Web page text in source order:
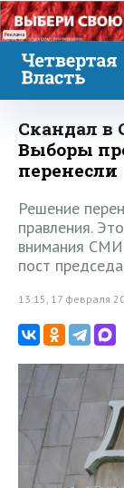
Реклама
Скандал в
Выборы
перенесли
Решение
правления.
внимания СМИ
пост
13:15, 17 февраля